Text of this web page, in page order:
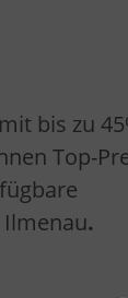
bis zu
Top-
.